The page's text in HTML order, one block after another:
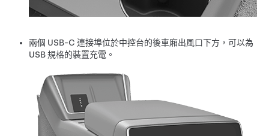
兩個 USB-C 連接埠位於中控台的後車廂出風口下方，可以為
USB 規格的裝置充電。